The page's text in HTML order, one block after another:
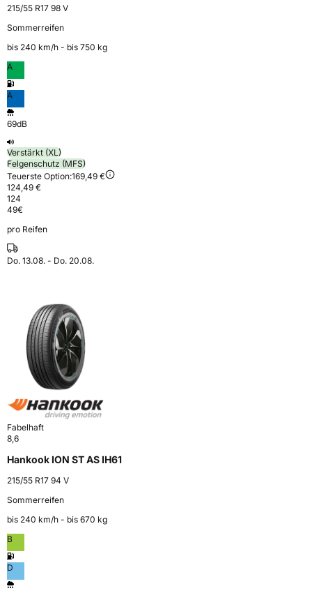
215/55 R17 98 V
Sommerreifen
bis 240 km⁠/⁠h - bis 750 kg
A
A
69dB
Verstärkt (XL)
Felgenschutz (MFS)
Teuerste Option:169,49 €
124,49 €
124
49€
pro Reifen
Do. 13.08. - Do. 20.08.
Fabelhaft
8,6
Hankook ION ST AS IH61
215/55 R17 94 V
Sommerreifen
bis 240 km⁠/⁠h - bis 670 kg
B
D